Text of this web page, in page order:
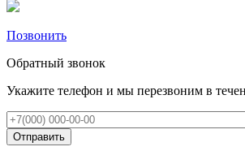
Позвонить
Обратный звонок
Укажите телефон и мы перезвоним в